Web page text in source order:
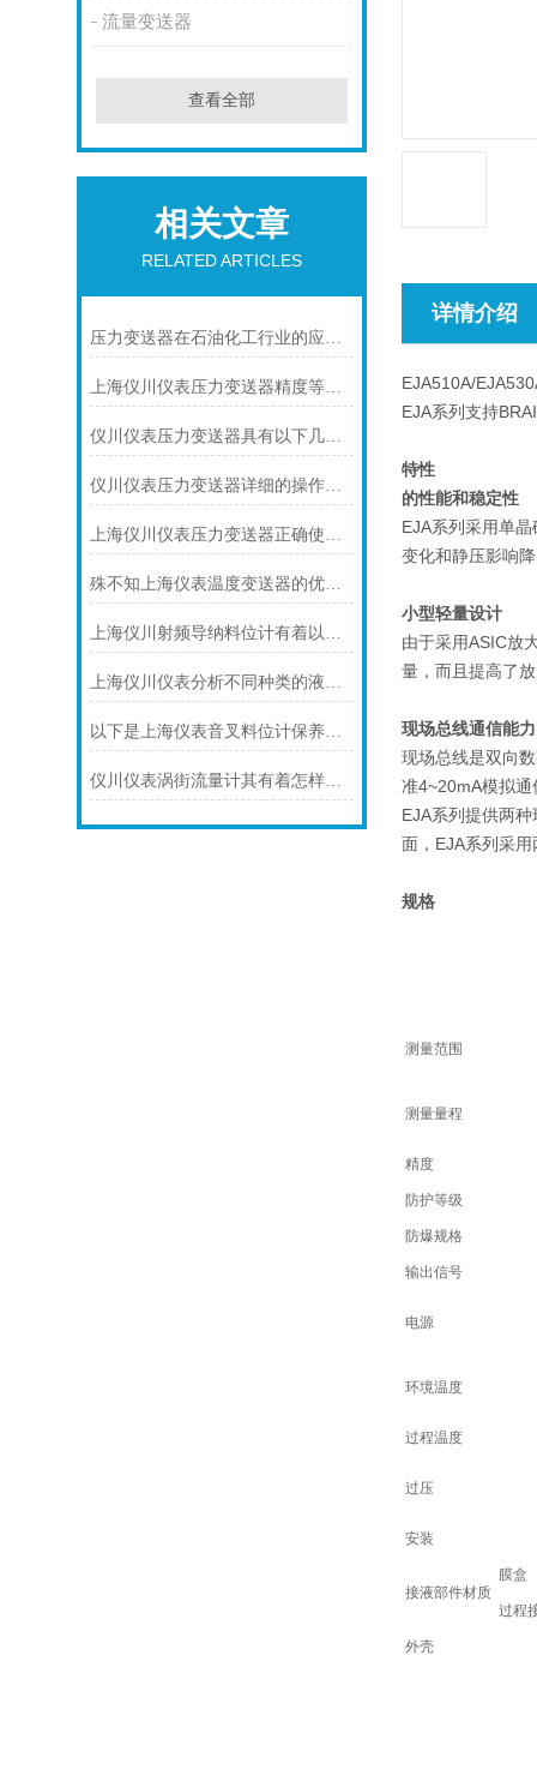
流量变送器
查看全部
相关文章
RELATED ARTICLES
压力变送器在石油化工行业的应用说明
上海仪川仪表压力变送器精度等级的划分方法
仪川仪表压力变送器具有以下几大技术特点
仪川仪表压力变送器详细的操作步骤如下
上海仪川仪表压力变送器正确使用的9个点
殊不知上海仪表温度变送器的优势是这样的
上海仪川射频导纳料位计有着以下几大技术特点
上海仪川仪表分析不同种类的液位变送器
以下是上海仪表音叉料位计保养的技巧
仪川仪表涡街流量计其有着怎样的特点呢？
详情介绍
EJA510A/
EJA系列支持
特性
的性能和稳定性
EJA系列采用单
变化和静压影响
小型轻量设计
由于采用ASIC放
量，而且提高了
现场总线通信能力
现场总线是双向
准4~20mA模拟通
EJA系列提供两
面，EJA系列采
规格
测量范围
测量量程
精度
防护等级
防爆规格
输出信号
电源
环境温度
过程温度
过压
安装
接液部件材质
膜盒
过程
外壳